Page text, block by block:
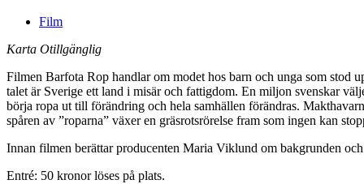
Film
Karta Otillgänglig
Filmen Barfota Rop handlar om modet hos barn och unga som
talet är Sverige ett land i misär och fattigdom. En miljon svenskar
börja ropa ut till förändring och hela samhällen förändras.
spåren av ”roparna” växer en gräsrotsrörelse fram som ingen kan
Innan filmen berättar producenten Maria Viklund om bakgrunden
Entré: 50 kronor löses på plats.